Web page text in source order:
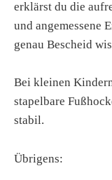
erklärst du die
und angemessene
genau Bescheid
Bei kleinen
stapelbare
stabil.
Übrigens: